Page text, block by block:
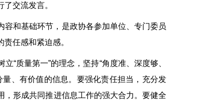
交流发言。
和基础环节，是政协各参加单位、专门委员
任感和紧迫感。
“质量第一”的理念，坚持“角度准、深度够、
、有价值的信息。要强化责任担当，充分发
形成共同推进信息工作的强大合力。要健全